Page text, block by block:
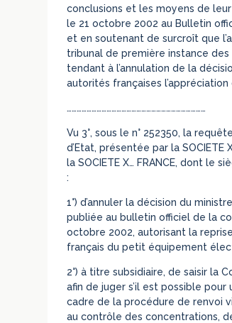
conclusions et les moyens de
le 21 octobre 2002 au Bulletin
et en soutenant de surcroît que
tribunal de première instance
tendant à l’annulation de la
autorités françaises
…………………………………………………………………………
Vu 3°, sous le n° 252350, la
d’Etat, présentée par la
la SOCIETE X… FRANCE, dont le
:
1°) d’annuler la décision du
publiée au bulletin officiel de la
octobre 2002, autorisant la
français du petit équipement
2°) à titre subsidiaire, de saisir la
afin de juger s’il est possible
cadre de la procédure de renvoi
au contrôle des concentrations,